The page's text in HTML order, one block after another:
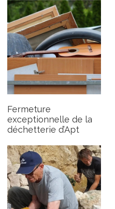
Fermeture
exceptionnelle de la
déchetterie d’Apt
Construction de murs en
pierre sèche
2025